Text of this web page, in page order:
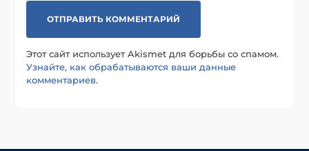
Этот сайт использует Akismet для борьбы со спамом.
Узнайте, как обрабатываются ваши данные
комментариев.